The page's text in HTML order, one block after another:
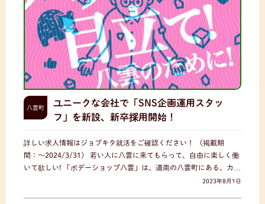
八雲町
ユニークな会社で「SNS企画運用スタッ
フ」を新設、新卒採用開始！
詳しい求人情報はジョブキタ就活をご確認ください！ （掲載期
間：〜2024/3/31） 若い人に八雲に来てもらって、自由に楽しく働
いて欲しい! 「ボデーショップ八雲」は、道南の八雲町にある、カ…
2023年8月1日